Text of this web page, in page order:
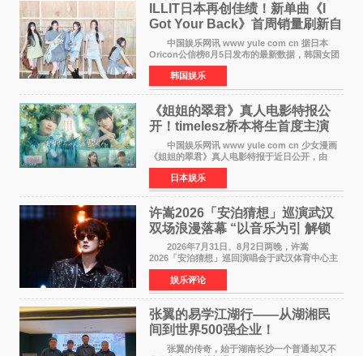
ILLIT日本再创佳绩！新单曲《I
Got Your Back》首周销量刷新自
身纪录
中国娱乐网讯 www yule com cn 据日本
Oricon公信榜8月5日发布的最新数据，韩国女团
ILLIT在日本发行的第二张单曲《I Got Your
Back》首周销量达到71,009张，成功跻身最新一
期周单曲排行
韩国娱乐
《姐姐的翠君》真人电影特报公
开！timelesz桥本将生首度主演
12月4日上映
中国娱乐网讯 www yule com cn 少女漫画
《姐姐的翠君》真人电影特报于近日公开，由
timelesz成员桥本将生担任主演，这也是他首次
担任电影主演，引发高度关注。 女高中生咲
苗翠（中岛瑠菜
日本娱乐
许嵩2026「安泊猜想」巡演武汉
双场浪漫落幕 “以音乐为引 解锁
江城记忆”
2026年7月31日、8月2日两晚，许嵩
2026「安泊猜想」巡回演唱会于武汉体育中心主
体育场盛大开唱。许嵩与数万歌迷在此相聚，从
浪漫惬意的舞台设计到充满诚意与惊喜的现场互
动，共同开启了一场关于
娱乐评论
张翼的易学江湖行——从湖湘民
间到世界500强企业！
张翼的传奇，始于湖南长沙一个普通却又不